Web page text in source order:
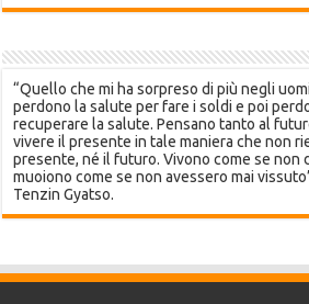
“Quello che mi ha sorpreso di più negli
perdono la salute per fare i soldi e poi
recuperare la salute. Pensano tanto al
vivere il presente in tale maniera che non
presente, né il futuro. Vivono come se non
muoiono come se non avessero mai
Tenzin Gyatso.